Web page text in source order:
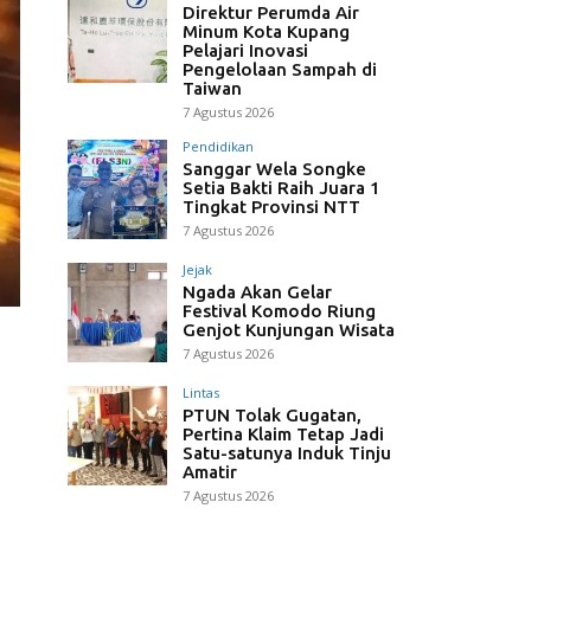
Direktur Perumda Air
Minum Kota Kupang
Pelajari Inovasi
Pengelolaan Sampah di
Taiwan
7 Agustus 2026
Pendidikan
Sanggar Wela Songke
Setia Bakti Raih Juara 1
Tingkat Provinsi NTT
7 Agustus 2026
Jejak
Ngada Akan Gelar
Festival Komodo Riung
Genjot Kunjungan Wisata
7 Agustus 2026
Lintas
PTUN Tolak Gugatan,
Pertina Klaim Tetap Jadi
Satu-satunya Induk Tinju
Amatir
7 Agustus 2026